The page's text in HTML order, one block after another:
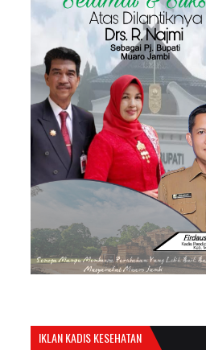
IKLAN KADIS KESEHATAN